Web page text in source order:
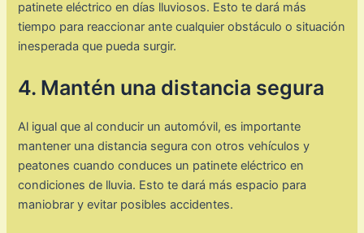
patinete eléctrico en días lluviosos. Esto te dará más
tiempo para reaccionar ante cualquier obstáculo o situación
inesperada que pueda surgir.
4. Mantén una distancia segura
Al igual que al conducir un automóvil, es importante
mantener una distancia segura con otros vehículos y
peatones cuando conduces un patinete eléctrico en
condiciones de lluvia. Esto te dará más espacio para
maniobrar y evitar posibles accidentes.